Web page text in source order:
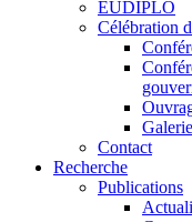
EUDIPLO
Célébration
Contact
Recherche
Publications